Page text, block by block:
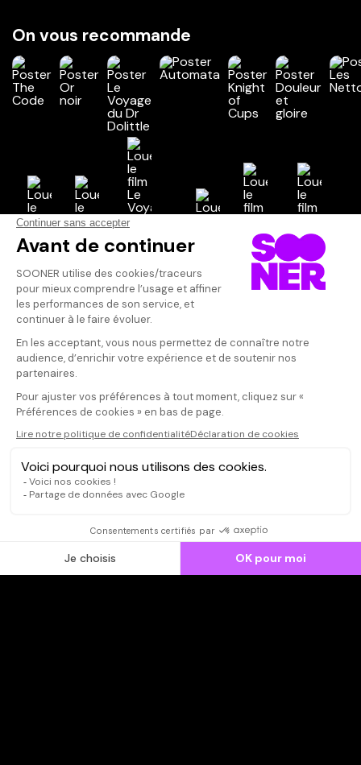
On vous recommande
Vos avis
Donnez votre avis
Votre note
Votre commentaire
Il faut vous connecter pour
publier un avis
CONNEXION
Qui sommes-nous ?